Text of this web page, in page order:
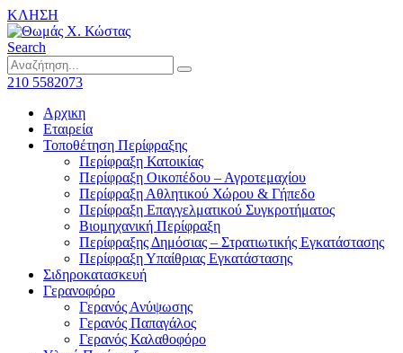
ΚΛΗΣΗ
Search
210 5582073
Αρχικη
Εταιρεία
Τοποθέτηση Περίφραξης
Περίφραξη Κατοικίας
Περίφραξη Οικοπέδου – Αγροτεμαχίου
Περίφραξη Αθλητικού Χώρου & Γήπεδο
Περίφραξη Επαγγελματικού Συγκροτήματος
Βιομηχανική Περίφραξη
Περίφραξης Δημόσιας – Στρατιωτικής Εγκατάστασης
Περίφραξη Υπαίθριας Εγκατάστασης
Σιδηροκατασκευή
Γερανοφόρο
Γερανός Ανύψωσης
Γερανός Παπαγάλος
Γερανός Καλαθοφόρο